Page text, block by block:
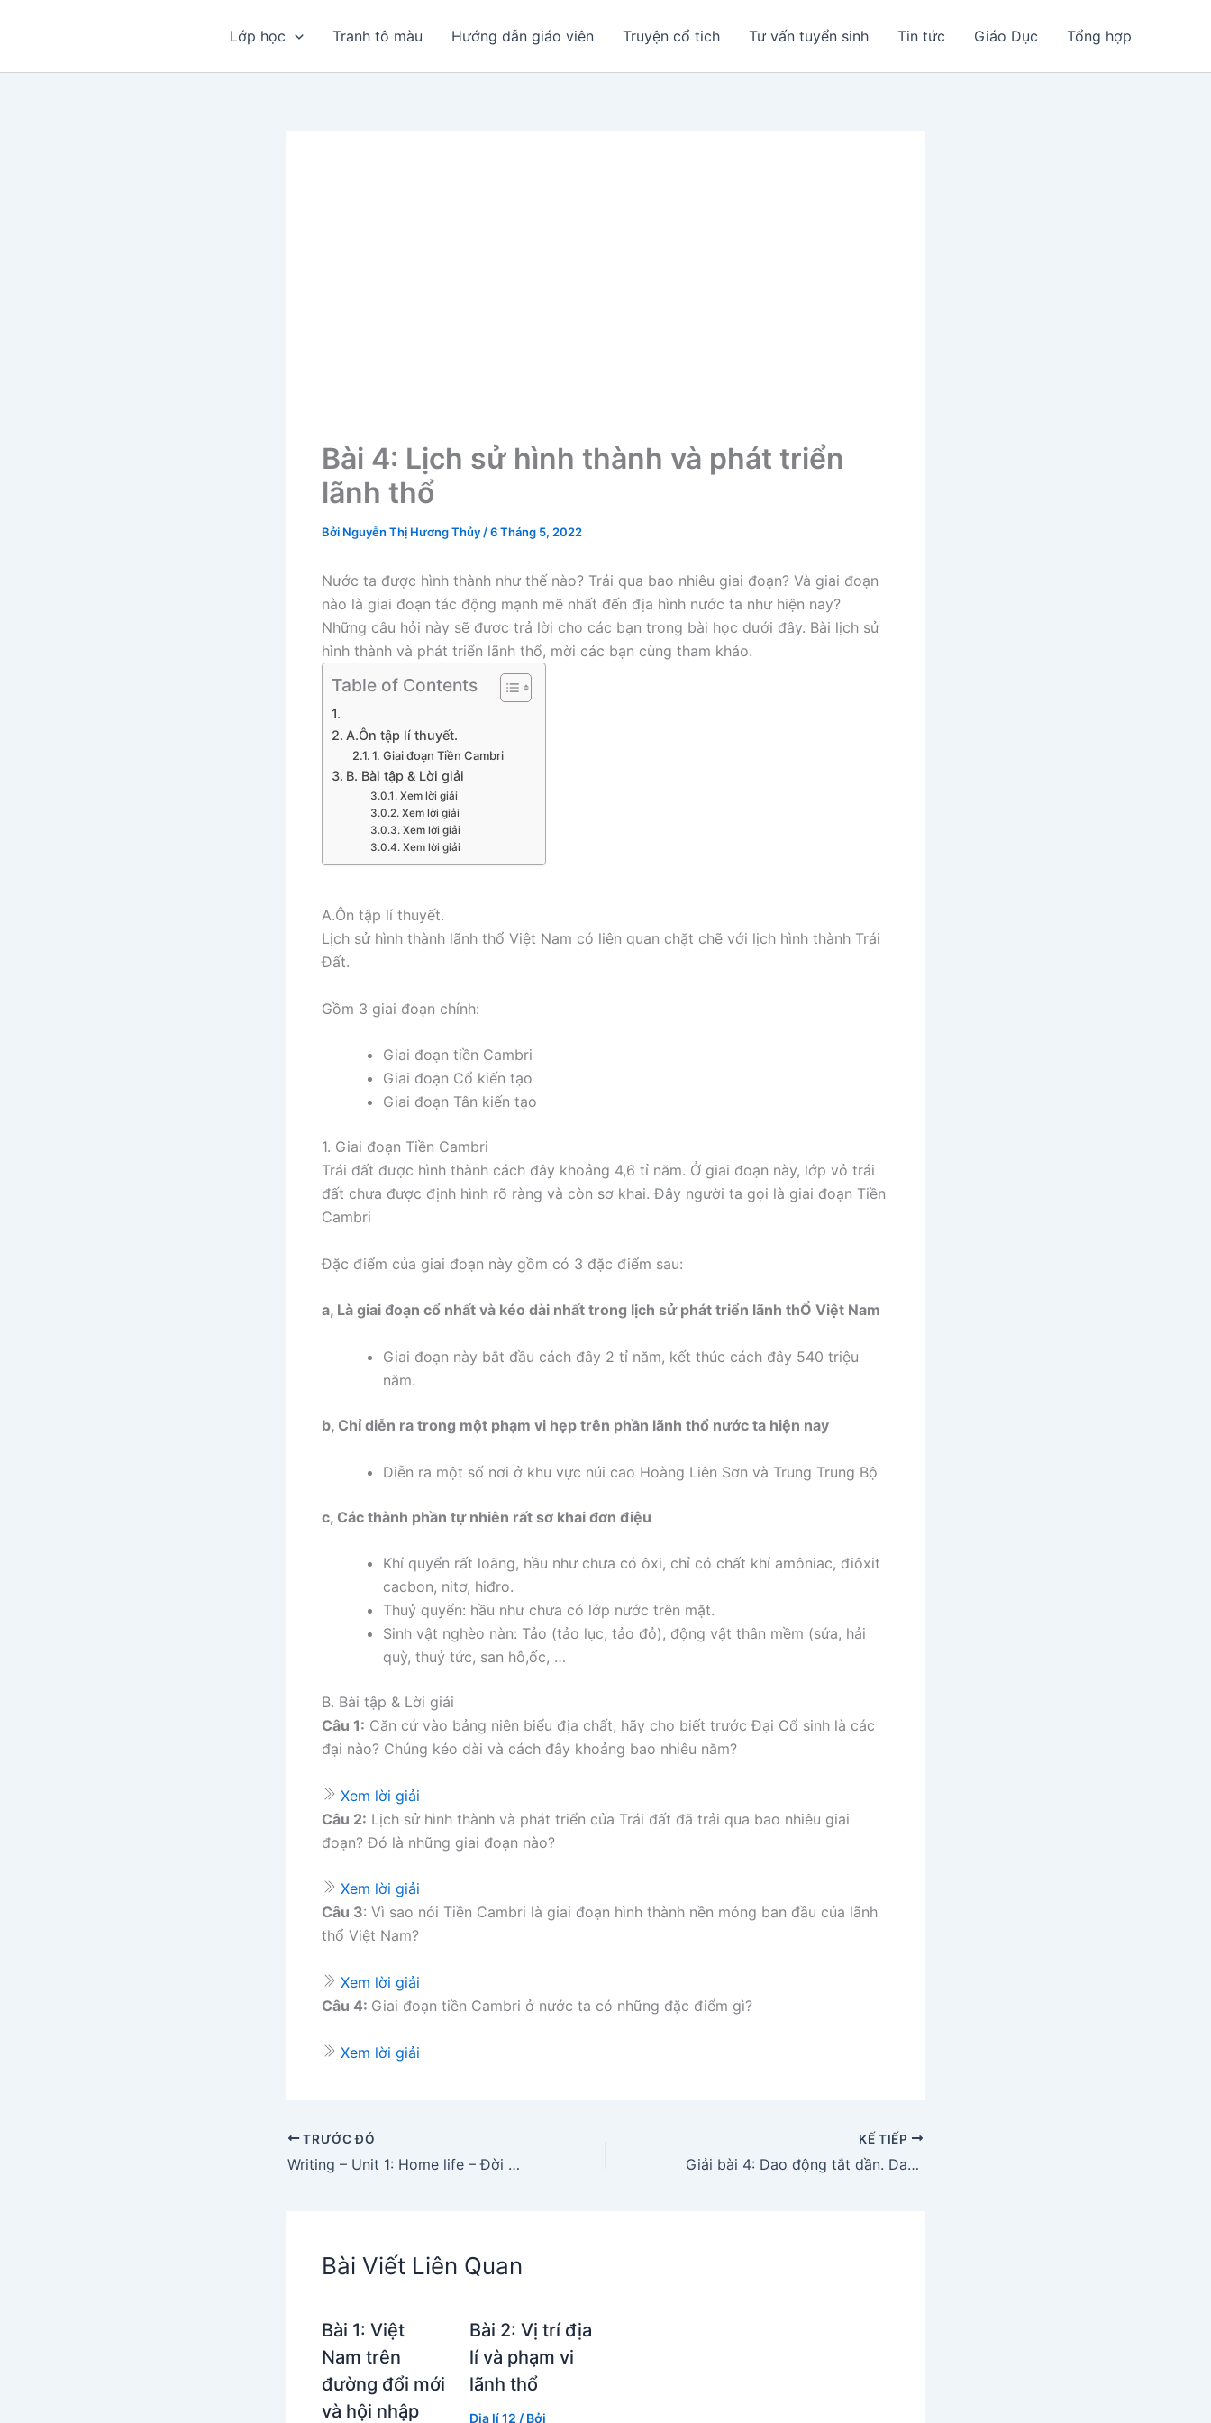
Lớp học Tranh tô màu Hướng dẫn giáo viên Truyện cổ tich Tư vấn tuyển sinh Tin tức Giáo Dục Tổng hợp
Bài 4: Lịch sử hình thành và phát triển
lãnh thổ
Bởi Nguyễn Thị Hương Thủy /6 Tháng 5, 2022
Nước ta được hình thành như thế nào? Trải qua bao nhiêu giai đoạn? Và giai đoạn
nào là giai đoạn tác động mạnh mẽ nhất đến địa hình nước ta như hiện nay?
Những câu hỏi này sẽ đươc trả lời cho các bạn trong bài học dưới đây. Bài lịch sử
hình thành và phát triển lãnh thổ, mời các bạn cùng tham khảo.
Table of Contents
A.Ôn tập lí thuyết.
1. Giai đoạn Tiền Cambri
B. Bài tập & Lời giải
Xem lời giải
Xem lời giải
Xem lời giải
Xem lời giải
A.Ôn tập lí thuyết.
Lịch sử hình thành lãnh thổ Việt Nam có liên quan chặt chẽ với lịch hình thành Trái
Đất.
Gồm 3 giai đoạn chính:
Giai đoạn tiền Cambri
Giai đoạn Cổ kiến tạo
Giai đoạn Tân kiến tạo
1. Giai đoạn Tiền Cambri
Trái đất được hình thành cách đây khoảng 4,6 tỉ năm. Ở giai đoạn này, lớp vỏ trái
đất chưa được định hình rõ ràng và còn sơ khai. Đây người ta gọi là giai đoạn Tiền
Cambri
Đặc điểm của giai đoạn này gồm có 3 đặc điểm sau:
a, Là giai đoạn cổ nhất và kéo dài nhất trong lịch sử phát triển lãnh thỔ Việt Nam
Giai đoạn này bắt đầu cách đây 2 tỉ năm, kết thúc cách đây 540 triệu
năm.
b, Chỉ diễn ra trong một phạm vi hẹp trên phần lãnh thổ nước ta hiện nay
Diễn ra một số nơi ở khu vực núi cao Hoàng Liên Sơn và Trung Trung Bộ
c, Các thành phần tự nhiên rất sơ khai đơn điệu
Khí quyển rất loãng, hầu như chưa có ôxi, chỉ có chất khí amôniac, điôxit
cacbon, nitơ, hiđro.
Thuỷ quyển: hầu như chưa có lớp nước trên mặt.
Sinh vật nghèo nàn: Tảo (tảo lục, tảo đỏ), động vật thân mềm (sứa, hải
quỳ, thuỷ tức, san hô,ốc, …
B. Bài tập & Lời giải
Câu 1: Căn cứ vào bảng niên biểu địa chất, hãy cho biết trước Đại Cổ sinh là các
đại nào? Chúng kéo dài và cách đây khoảng bao nhiêu năm?
Xem lời giải
Câu 2: Lịch sử hình thành và phát triển của Trái đất đã trải qua bao nhiêu giai
đoạn? Đó là những giai đoạn nào?
Xem lời giải
Câu 3: Vì sao nói Tiền Cambri là giai đoạn hình thành nền móng ban đầu của lãnh
thổ Việt Nam?
Xem lời giải
Câu 4: Giai đoạn tiền Cambri ở nước ta có những đặc điểm gì?
Xem lời giải
TRƯỚC ĐÓ
Writing – Unit 1: Home life – Đời sống gia đình
KẾ TIẾP
Giải bài 4: Dao động tắt dần. Dao động cưỡng bức
Bài Viết Liên Quan
Bài 1: Việt
Nam trên
đường đổi mới
và hội nhập
Bài 2: Vị trí địa
lí và phạm vi
lãnh thổ
Địa lí 12 / Bởi